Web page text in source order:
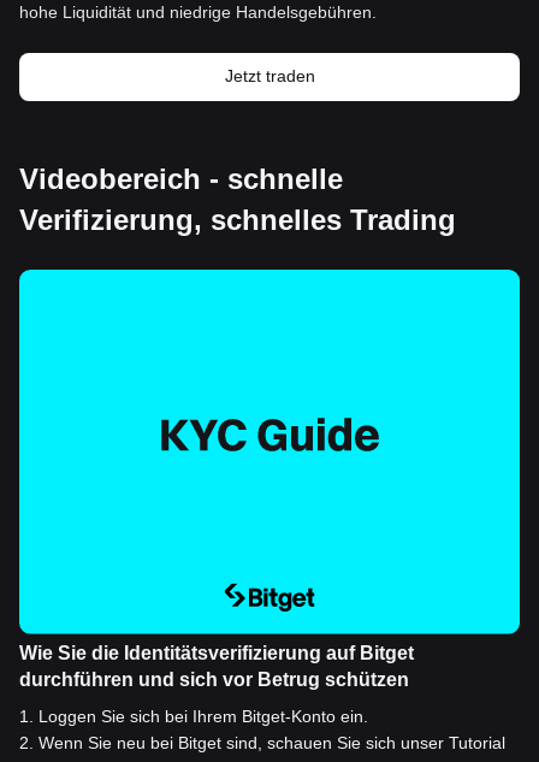
hohe Liquidität und niedrige Handelsgebühren.
Jetzt traden
Videobereich - schnelle
Verifizierung, schnelles Trading
Wie Sie die Identitätsverifizierung auf Bitget
durchführen und sich vor Betrug schützen
1
Loggen Sie sich bei Ihrem Bitget-Konto ein.
2 Wenn Sie neu bei Bitget sind, schauen Sie sich unser Tutorial